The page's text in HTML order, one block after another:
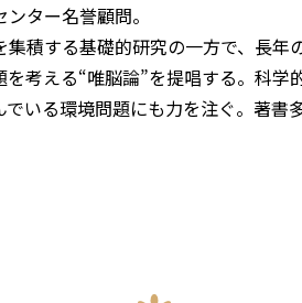
ター名誉顧問。
積する基礎的研究の一方で、長
を考える“唯脳論”を提唱する。科
いる環境問題にも力を注ぐ。著書多